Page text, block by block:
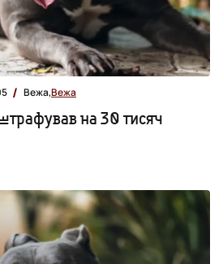
Вежа,Вежа
на 30 тисяч